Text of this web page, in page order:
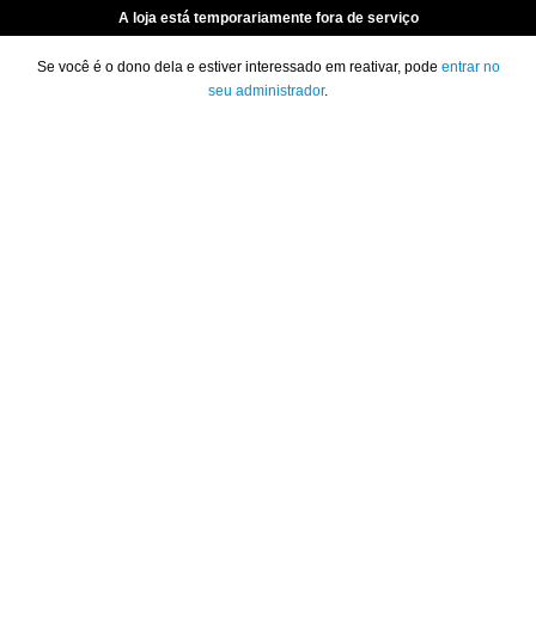
A loja está temporariamente fora de serviço
Se você é o dono dela e estiver interessado em reativar, pode entrar no
seu administrador.